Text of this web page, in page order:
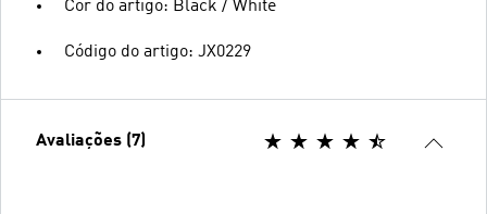
Cor do artigo: Black / White
Código do artigo: JX0229
Avaliações (7)